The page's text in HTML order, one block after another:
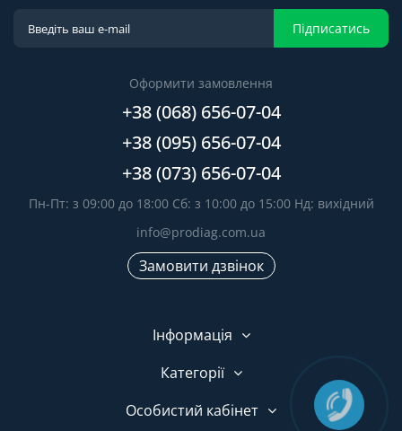
Підписатись
Оформити замовлення
+38 (068) 656-07-04
+38 (095) 656-07-04
+38 (073) 656-07-04
Пн-Пт: з 09:00 до 18:00 Сб: з 10:00 до 15:00 Нд: вихідний
info@prodiag.com.ua
Замовити дзвінок
Інформація
Категорії
Особистий кабінет